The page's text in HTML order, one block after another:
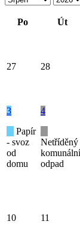
Po Út
27 28
3
Papír
- svoz
od
domu
4
Netříděný
komunální
odpad
10 11